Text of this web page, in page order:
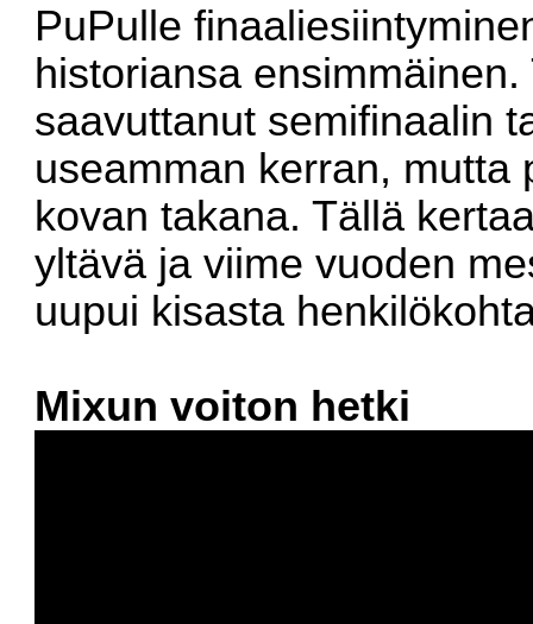
PuPulle
historiansa
saavuttanut semifinaalin
useamman kerran, mutta
kovan takana. Tällä
yltävä ja viime vuoden
uupui kisasta
Mixun voiton hetki